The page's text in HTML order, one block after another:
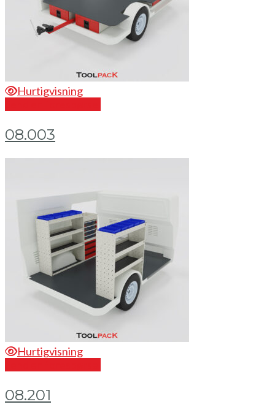
Hurtigvisning
08.003
Hurtigvisning
08.201